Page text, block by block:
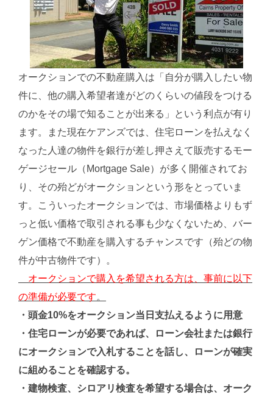
オークションでの不動産購入は「自分が購入したい物
件に、他の購入希望者達がどのくらいの値段をつける
のかをその場で知ることが出来る」という利点が有り
ます。また現在ケアンズでは、住宅ローンを払えなく
なった人達の物件を銀行が差し押さえて販売するモー
ゲージセール（Mortgage Sale）が多く開催されてお
り、その殆どがオークションという形をとっていま
す。こういったオークションでは、市場価格よりもず
っと低い価格で取引される事も少なくないため、バー
ゲン価格で不動産を購入するチャンスです（殆どの物
件が中古物件です）。
オークションで購入を希望される方は、事前に以下
の準備が必要です。
・頭金10%をオークション当日支払えるように用意
・住宅ローンが必要であれば、ローン会社または銀行
にオークションで入札することを話し、ローンが確実
に組めることを確認する。
・建物検査、シロアリ検査を希望する場合は、オーク